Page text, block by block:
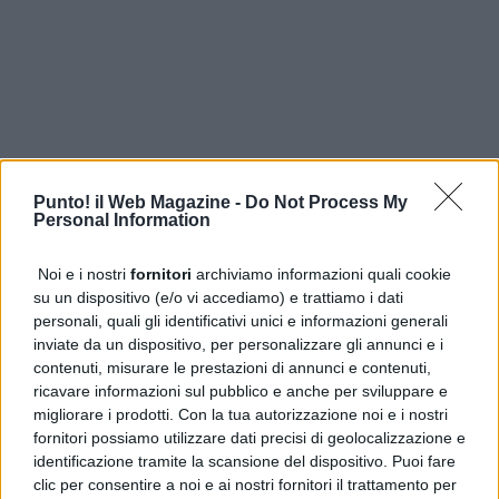
Punto! il Web Magazine - Do Not Process My
Personal Information
Noi e i nostri fornitori archiviamo informazioni quali cookie
su un dispositivo (e/o vi accediamo) e trattiamo i dati
personali, quali gli identificativi unici e informazioni generali
inviate da un dispositivo, per personalizzare gli annunci e i
contenuti, misurare le prestazioni di annunci e contenuti,
ricavare informazioni sul pubblico e anche per sviluppare e
migliorare i prodotti. Con la tua autorizzazione noi e i nostri
fornitori possiamo utilizzare dati precisi di geolocalizzazione e
identificazione tramite la scansione del dispositivo. Puoi fare
clic per consentire a noi e ai nostri fornitori il trattamento per
ULTIME DALLA PRIMA
Cercola, CDU contro la revoca della Biblioteca Siani dai
beni comuni